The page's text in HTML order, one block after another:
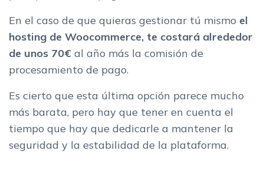
En el caso de que quieras gestionar tú mismo el
hosting de Woocommerce, te costará alrededor
de unos 70€ al año más la comisión de
procesamiento de pago.
Es cierto que esta última opción parece mucho
más barata, pero hay que tener en cuenta el
tiempo que hay que dedicarle a mantener la
seguridad y la estabilidad de la plataforma.